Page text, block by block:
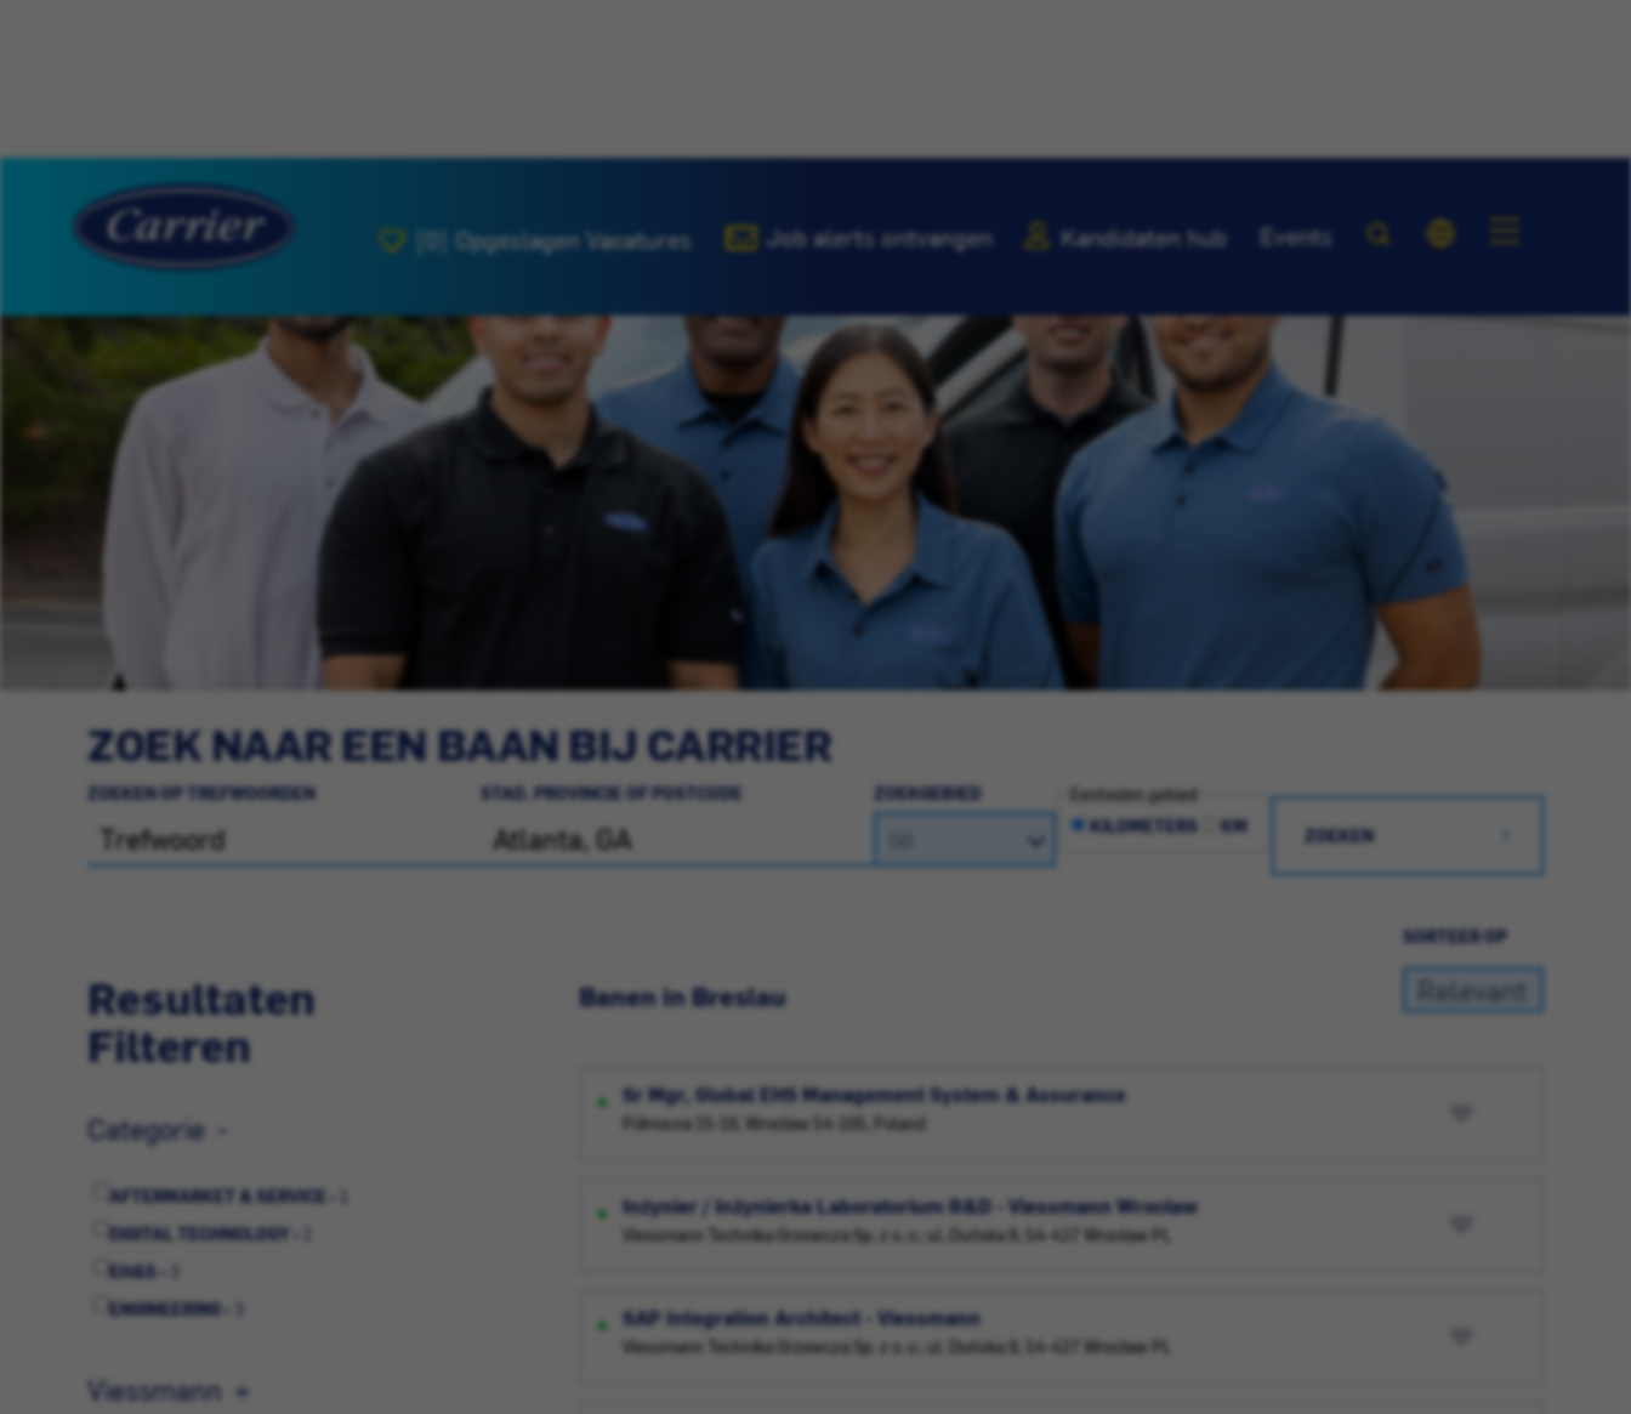
[0] Opgeslagen Vacatures Job alerts ontvangen Kandidaten hub Events
ZOEK NAAR EEN BAAN BIJ CARRIER
ZOEKEN OP TREFWOORDEN STAD, PROVINCIE OF POSTCODE ZOEKGEBIED
Eenheden gebied
KILOMETERS
KM ZOEKEN
Resultaten
Filteren
Categorie
AFTERMARKET & SERVICE -
DIGITAL TECHNOLOGY -
EH&S -
ENGINEERING -
Viessmann
SORTEER OP
Banen in Breslau
Sr Mgr, Global EHS Management System & Assurance
Północna 15-19, Wrocław 54-105, Poland
Inżynier / Inżynierka Laboratorium R&D - Viessmann Wrocław
Viessmann Technika Grzewcza Sp. z o. o.: ul. Duńska 9, 54-427 Wrocław PL
SAP Integration Architect - Viessmann
Viessmann Technika Grzewcza Sp. z o. o.: ul. Duńska 9, 54-427 Wrocław PL